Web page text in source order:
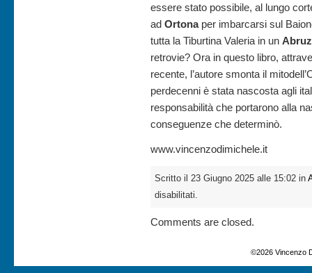
essere stato possibile, al lungo
ad Ortona per imbarcarsi sul
tutta la Tiburtina Valeria in un
retrovie? Ora in questo libro,
recente, l’autore smonta il
perdecenni è stata nascosta agli
responsabilità che portarono alla
conseguenze che determinò.
www.vincenzodimichele.it
Scritto il 23 Giugno 2025 alle 15:02 in
disabilitati.
Comments are closed.
©2026 Vincenzo